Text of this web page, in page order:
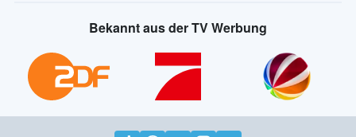
Bekannt aus der TV Werbung